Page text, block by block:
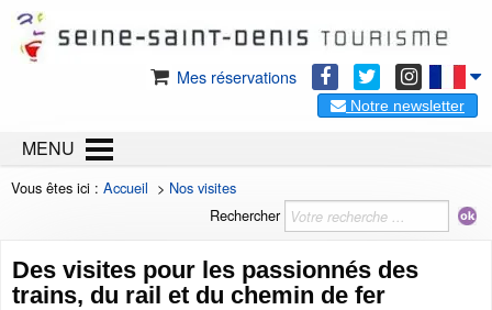
Mes réservations
Notre newsletter
MENU
Vous êtes ici : Accueil > Nos visites
Rechercher
Des visites pour les passionnés des
trains, du rail et du chemin de fer